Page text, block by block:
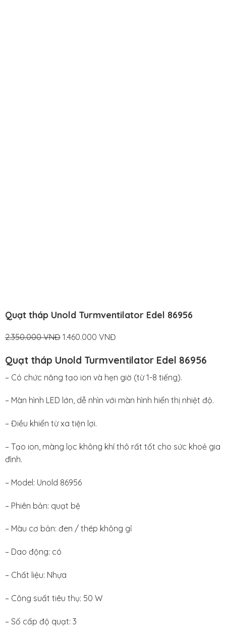
Quạt tháp Unold Turmventilator Edel 86956
2.350.000VNĐ Original
was:
2.350.000
1.460.000 VNĐCurrent
is:
1.460.000
Quạt tháp Unold Turmventilator Edel 86956
– Có chức năng tạo ion và hẹn giờ (từ 1-8 tiếng).
– Màn hình LED lớn, dễ nhìn với màn hình hiển thị nhiệt độ.
– Điều khiển từ xa tiện lợi.
– Tạo ion, màng lọc không khí thô rất tốt cho sức khoẻ gia
đình.
– Model: Unold 86956
– Phiên bản: quạt bệ
– Màu cơ bản: đen / thép không gỉ
– Dao động: có
– Chất liệu: Nhựa
– Công suất tiêu thụ: 50 W
– Số cấp độ quạt: 3